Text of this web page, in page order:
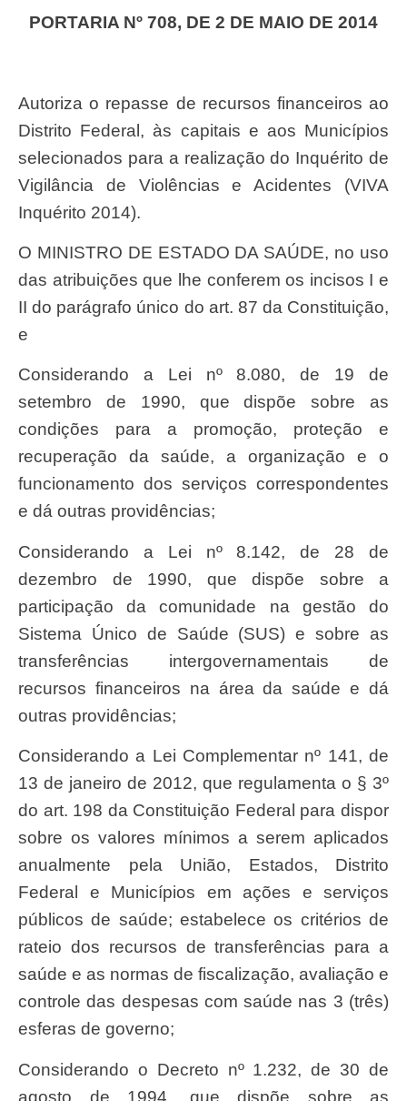
PORTARIA Nº 708, DE 2 DE MAIO DE 2014
Autoriza o repasse de recursos financeiros ao
Distrito Federal, às capitais e aos Municípios
selecionados para a realização do Inquérito de
Vigilância de Violências e Acidentes (VIVA
Inquérito 2014).
O MINISTRO DE ESTADO DA SAÚDE, no uso
das atribuições que lhe conferem os incisos I e
II do parágrafo único do art. 87 da Constituição,
e
Considerando a Lei nº 8.080, de 19 de
setembro de 1990, que dispõe sobre as
condições para a promoção, proteção e
recuperação da saúde, a organização e o
funcionamento dos serviços correspondentes
e dá outras providências;
Considerando a Lei nº 8.142, de 28 de
dezembro de 1990, que dispõe sobre a
participação da comunidade na gestão do
Sistema Único de Saúde (SUS) e sobre as
transferências intergovernamentais de
recursos financeiros na área da saúde e dá
outras providências;
Considerando a Lei Complementar nº 141, de
13 de janeiro de 2012, que regulamenta o § 3º
do art. 198 da Constituição Federal para dispor
sobre os valores mínimos a serem aplicados
anualmente pela União, Estados, Distrito
Federal e Municípios em ações e serviços
públicos de saúde; estabelece os critérios de
rateio dos recursos de transferências para a
saúde e as normas de fiscalização, avaliação e
controle das despesas com saúde nas 3 (três)
esferas de governo;
Considerando o Decreto nº 1.232, de 30 de
agosto de 1994, que dispõe sobre as